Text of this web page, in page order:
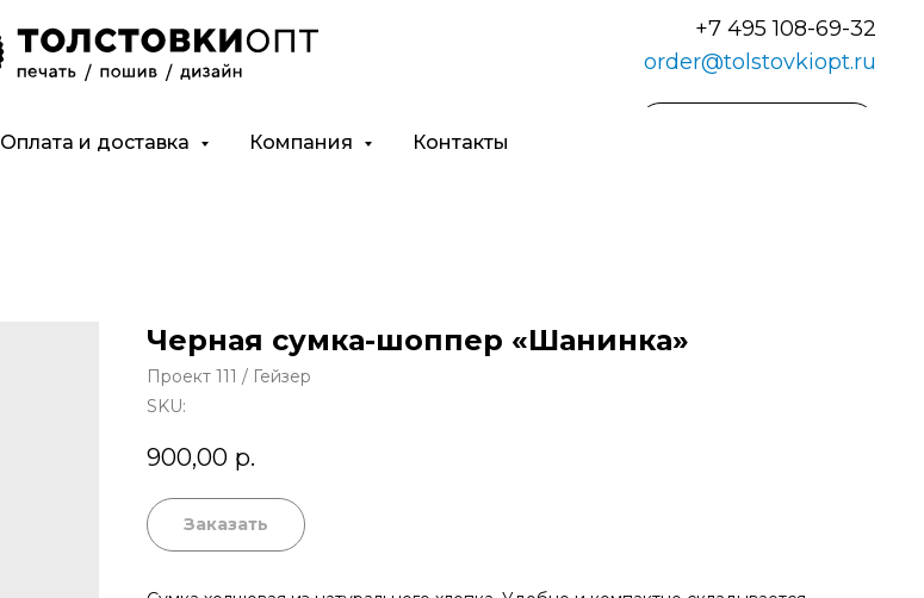
+7 495 108-69-32
order@tolstovkiopt.ru
Оплата и доставка Компания Контакты
Черная сумка-шоппер «Шанинка»
Проект 111 / Гейзер
SKU:
900,00 р.
Заказать